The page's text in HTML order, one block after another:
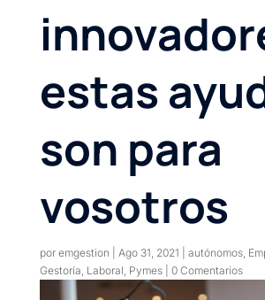
estas
son para
vosotros
por emgestion Ago 31, 2021 autónomos,
Gestoría Laboral Pymes| 0 Comentarios